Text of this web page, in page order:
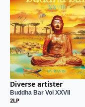
Diverse artister
Buddha Bar Vol XXVII
2LP